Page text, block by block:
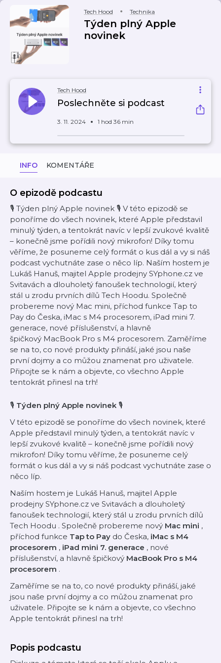
Tech Hood Technika
Týden plný Apple
novinek
Tech Hood
Poslechněte si podcast
3. 11. 2024 1 hod 36 min
INFO KOMENTÁŘE
O epizodě podcastu
🎙 Týden plný Apple novinek 🎙 V této epizodě se
ponoříme do všech novinek, které Apple představil
minulý týden, a tentokrát navíc v lepší zvukové kvalitě
– konečně jsme pořídili nový mikrofon! Díky tomu
věříme, že posuneme celý formát o kus dál a vy si náš
podcast vychutnáte zase o něco líp. Naším hostem je
Lukáš Hanuš, majitel Apple prodejny SYphone.cz ve
Svitavách a dlouholetý fanoušek technologií, který
stál u zrodu prvních dílů Tech Hoodu. Společně
probereme nový Mac mini, příchod funkce Tap to
Pay do Česka, iMac s M4 procesorem, iPad mini 7.
generace, nové příslušenství, a hlavně
špičkový MacBook Pro s M4 procesorem. Zaměříme
se na to, co nové produkty přináší, jaké jsou naše
první dojmy a co můžou znamenat pro uživatele.
Připojte se k nám a objevte, co všechno Apple
tentokrát přinesl na trh!
🎙 Týden plný Apple novinek 🎙
V této epizodě se ponoříme do všech novinek, které
Apple představil minulý týden, a tentokrát navíc v
lepší zvukové kvalitě – konečně jsme pořídili nový
mikrofon! Díky tomu věříme, že posuneme celý
formát o kus dál a vy si náš podcast vychutnáte zase o
něco líp.
Naším hostem je Lukáš Hanuš, majitel Apple
prodejny SYphone.cz ve Svitavách a dlouholetý
fanoušek technologií, který stál u zrodu prvních dílů
Tech Hoodu . Společně probereme nový Mac mini ,
příchod funkce Tap to Pay do Česka, iMac s M4
procesorem , iPad mini 7. generace , nové
příslušenství, a hlavně špičkový MacBook Pro s M4
procesorem .
Zaměříme se na to, co nové produkty přináší, jaké
jsou naše první dojmy a co můžou znamenat pro
uživatele. Připojte se k nám a objevte, co všechno
Apple tentokrát přinesl na trh!
Popis podcastu